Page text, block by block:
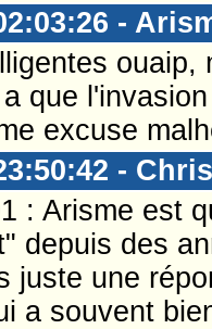
-
ouaip,
que
excuse
-
: Arisme est
depuis des
juste une
a souvent